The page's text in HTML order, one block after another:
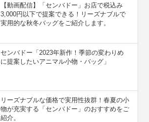
【動画配信】「センバドー」お店で税込み
3,000円以下で提案できる！リーズナブルで
実用的な秋冬バッグをご紹介します。
センバドー「2023年新作！季節の変わりめ
に提案したいアニマル小物・バッグ」
リーズナブルな価格で実用性抜群！春夏の小
物が充実する「センバドー」のおすすめをご
紹介。